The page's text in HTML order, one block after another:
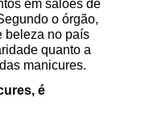
em salões de
o órgão,
beleza no país
quanto a
manicures.
é